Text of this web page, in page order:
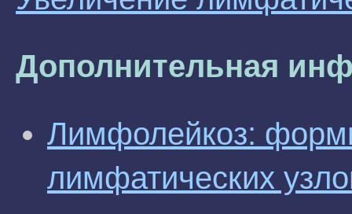
Дополнительная
Лимфолейкоз:
лимфатических